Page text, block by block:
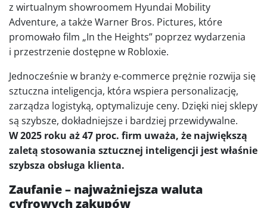
z wirtualnym showroomem Hyundai Mobility
Adventure, a także Warner Bros. Pictures, które
promowało film „In the Heights” poprzez wydarzenia
i przestrzenie dostępne w Robloxie.
Jednocześnie w branży e-commerce prężnie rozwija się
sztuczna inteligencja, która wspiera personalizację,
zarządza logistyką, optymalizuje ceny. Dzięki niej sklepy
są szybsze, dokładniejsze i bardziej przewidywalne.
W 2025 roku aż 47 proc. firm uważa, że największą
zaletą stosowania sztucznej inteligencji jest właśnie
szybsza obsługa klienta.
Zaufanie – najważniejsza waluta
cyfrowych zakupów